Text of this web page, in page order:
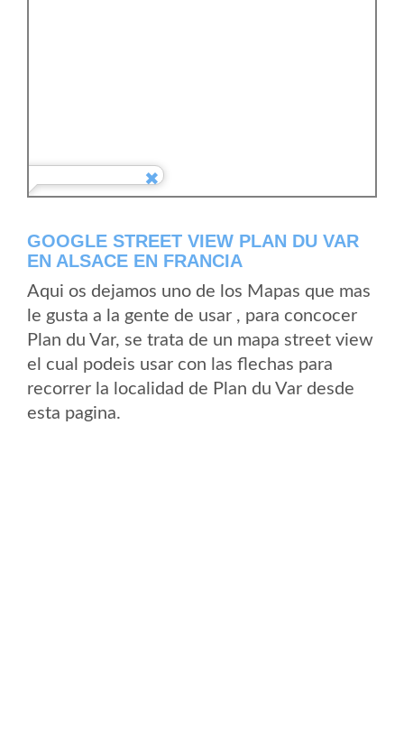
GOOGLE STREET VIEW PLAN DU VAR
EN ALSACE EN FRANCIA
Aqui os dejamos uno de los Mapas que mas
le gusta a la gente de usar , para concocer
Plan du Var, se trata de un mapa street view
el cual podeis usar con las flechas para
recorrer la localidad de Plan du Var desde
esta pagina.